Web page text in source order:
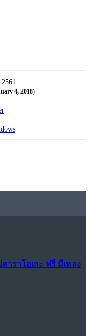
4, 2018)
าราโอเกะ ฟรี มีเพลง